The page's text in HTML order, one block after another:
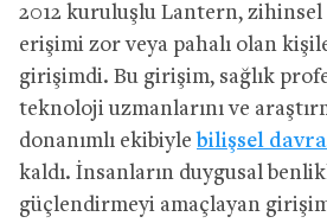
2012 kuruluşlu Lantern, zihinsel
erişimi zor veya pahalı olan
girişimdi. Bu girişim, sağlık
teknoloji uzmanlarını ve
donanımlı ekibiyle bilişsel
kaldı. İnsanların duygusal
güçlendirmeyi amaçlayan